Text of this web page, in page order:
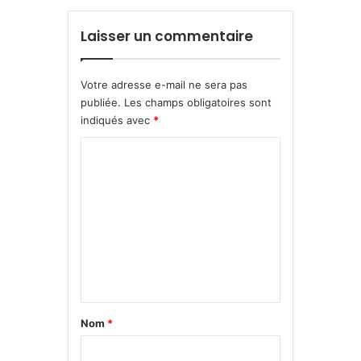
Laisser un commentaire
Votre adresse e-mail ne sera pas
publiée. Les champs obligatoires sont
indiqués avec *
a
Nom *